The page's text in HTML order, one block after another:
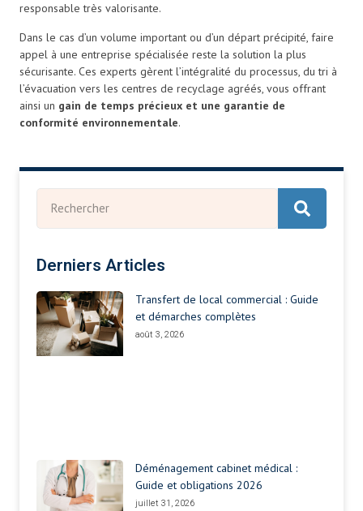
Derniers Articles
Transfert de local commercial : Guide
et démarches complètes
août 3, 2026
Déménagement cabinet médical :
Guide et obligations 2026
juillet 31, 2026
responsable très valorisante.
Dans le cas d’un volume important ou d’un départ précipité, faire
appel à une entreprise spécialisée reste la solution la plus
sécurisante. Ces experts gèrent l’intégralité du processus, du tri à
l’évacuation vers les centres de recyclage agréés, vous offrant
ainsi un gain de temps précieux et une garantie de
conformité environnementale.